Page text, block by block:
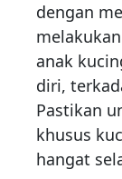
dengan
anak
diri,
Pastikan
khusus
hangat